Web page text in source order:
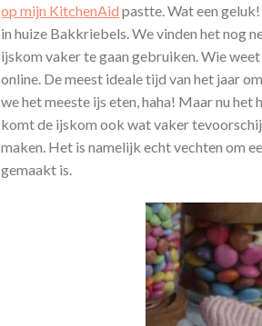
op mijn KitchenAid pastte. Wat een
in huize Bakkriebels. We vinden het nog
ijskom vaker te gaan gebruiken. Wie
online. De meest ideale tijd van het jaar
we het meeste ijs eten, haha! Maar nu
komt de ijskom ook wat vaker
maken. Het is namelijk echt vechten om
gemaakt is.